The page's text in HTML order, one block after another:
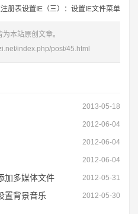
册表设置IE（三）：设置IE文件菜单
本站原创文章。
index.php/post/45.html
2013-05-18
2012-06-04
2012-06-04
2012-06-04
2012-05-31
加多媒体文件
2012-05-30
置背景音乐